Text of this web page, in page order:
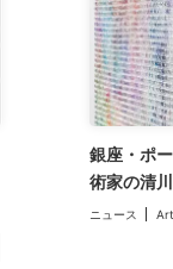
銀座・ポ
術家の清
二人展「
ニュース